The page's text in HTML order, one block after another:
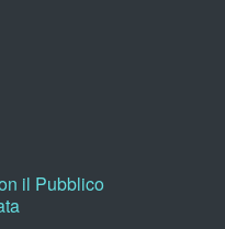
il Pubblico